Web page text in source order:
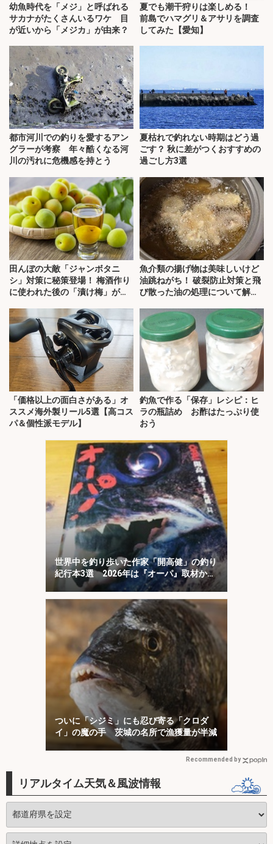
幼魚時代を「メジ」と呼ばれる
サカナがたくさんいるワケ 目
が近いから「メジカ」が由来？
夏でも潮干狩りは楽しめる！
前島でハマグリ＆アサリを調査
してみた【愛知】
都市河川での釣りを愛するアン
グラーが考察 年々酷くなる河
川の汚れに危機感を持とう
夏枯れで釣れない時期はどう過
ごす？ 秋に差がつくおすすめの
過ごし方3選
田んぼの大敵「ジャンボタニ
シ」対策に秘策登場！ 梅酒作り
に使われた後の「漬け梅」が効
魚介類の揚げ物は美味しいけど
油跳ねがち！ 破裂防止対策と飛
び散った油の処理について解
「価格以上の面白さがある」オ
ススメ海外製リール5選【高コス
パ＆個性派モデル】
釣魚で作る「保存」レシピ：ヒ
ラの瓶詰め お酢はたっぷり使
おう
世界中を釣り歩いた作家「開高健」の釣り
紀行本3選 2026年は『オーパ』取材から
50周年
ついに「シジミ」にも忍び寄る「クロダ
イ」の魔の手 茨城の名所で漁獲量が半減
Recommended by
リアルタイム天気＆風波情報